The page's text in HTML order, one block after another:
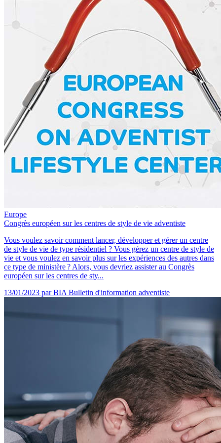
Europe
Congrès européen sur les centres de style de vie adventiste
Vous voulez savoir comment lancer, développer et gérer un centre
de style de vie de type résidentiel ? Vous gérez un centre de style de
vie et vous voulez en savoir plus sur les expériences des autres dans
ce type de ministère ? Alors, vous devriez assister au Congrès
européen sur les centres de sty...
13/01/2023 par BIA Bulletin d'information adventiste